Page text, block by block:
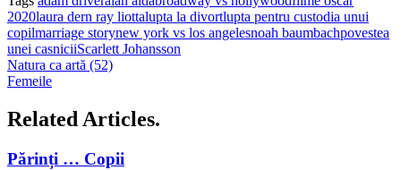
2020laura dern ray liottalupta la divortlupta pentru custodia unui
copilmarriage storynew york vs los angelesnoah baumbachpovestea
unei casniciiScarlett Johansson
Natura ca artă (52)
Femeile
Related Articles.
Părinți … Copii